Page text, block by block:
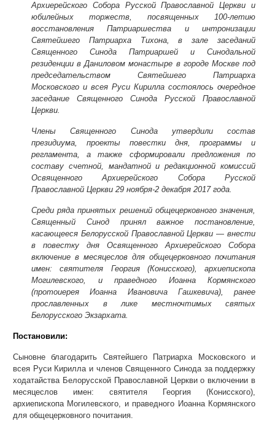
Архиерейского Собора Русской Православной Церкви и
юбилейных торжеств, посвященных 100-летию
восстановления Патриаршества и интронизации
Святейшего Патриарха Тихона, в зале заседаний
Священного Синода Патриаршей и Синодальной
резиденции в Даниловом монастыре в городе Москве под
председательством Святейшего Патриарха
Московского и всея Руси Кирилла состоялось очередное
заседание Священного Синода Русской Православной
Церкви.
Члены Священного Синода утвердили состав
президиума, проекты повестки дня, программы и
регламента, а также сформировали предложения по
составу счетной, мандатной и редакционной комиссий
Освященного Архиерейского Собора Русской
Православной Церкви 29 ноября-2 декабря 2017 года.
Среди ряда принятых решений общецерковного значения,
Священный Синод принял важное постановление,
касающееся Белорусской Православной Церкви — внести
в повестку дня Освященного Архиерейского Собора
включение в месяцеслов для общецерковного почитания
имен: святителя Георгия (Конисского), архиепископа
Могилевского, и праведного Иоанна Кормянского
(протоиерея Иоанна Ивановича Гашкевича), ранее
прославленных в лике местночтимых святых
Белорусского Экзархата.
Постановили:
Сыновне благодарить Святейшего Патриарха Московского и
всея Руси Кирилла и членов Священного Синода за поддержку
ходатайства Белорусской Православной Церкви о включении в
месяцеслов имен: святителя Георгия (Конисского),
архиепископа Могилевского, и праведного Иоанна Кормянского
для общецерковного почитания.